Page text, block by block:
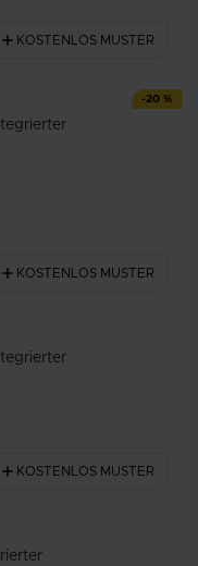
- 20 %
KOSTENLOS MUSTER
KOSTENLOS MUSTER
KOSTENLOS MUSTER